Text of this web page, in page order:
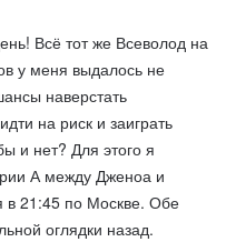
Всё тот же Всеволод на
у меня выдалось не
наверстать
на риск и заиграть
и нет? Для этого я
А между Дженоа и
в 21:45 по Москве. Обе
оглядки назад.